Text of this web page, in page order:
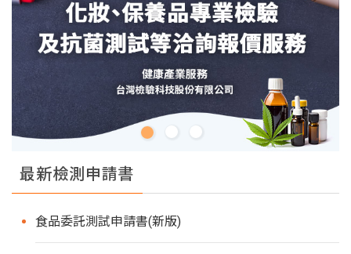
最新檢測申請書
食品委託測試申請書(新版)